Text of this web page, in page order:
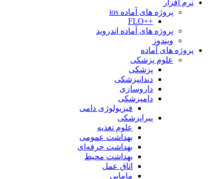
نرم افزار
پروژه های آماده ios
++FLO
پروژه های آماده اندروید
ویندوز
پروژه های آماده
علوم پزشکی
پزشکی
دندانپزشکی
داروسازی
دامپزشکی
فیزیولوژی دامی
پیراپزشکی
علوم تغذیه
بهداشت عمومی
بهداشت حرفه‌ای
بهداشت محیط
اتاق عمل
مامایی